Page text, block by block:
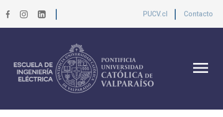
PUCV.cl Contacto
menu